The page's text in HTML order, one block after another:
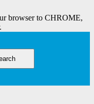
browser to CHROME,